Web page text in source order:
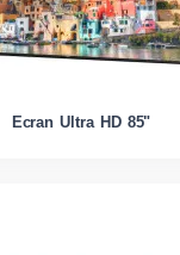
Ecran Ultra HD 85"